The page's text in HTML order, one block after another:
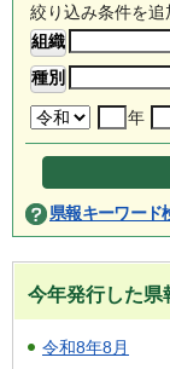
絞り込み条件を追
年
県報キーワード
今年発行した県
令和8年8月